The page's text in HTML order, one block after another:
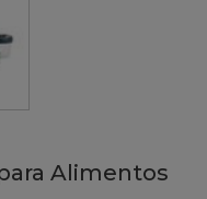
Alimentos